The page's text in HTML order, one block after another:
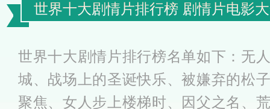
世界十大剧情片排行榜 剧情片电影
世界十大剧情片排行榜名单如下：无
城、战场上的圣诞快乐、被嫌弃的松
聚焦、女人步上楼梯时、因父之名、